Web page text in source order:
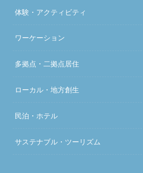
体験・アクティビティ
ワーケーション
多拠点・二拠点居住
ローカル・地方創生
民泊・ホテル
サステナブル・ツーリズム